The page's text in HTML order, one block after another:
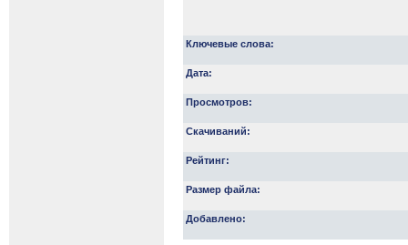
Ключевые слова:
Дата:
Просмотров:
Скачиваний:
Рейтинг:
Размер файла:
Добавлено: